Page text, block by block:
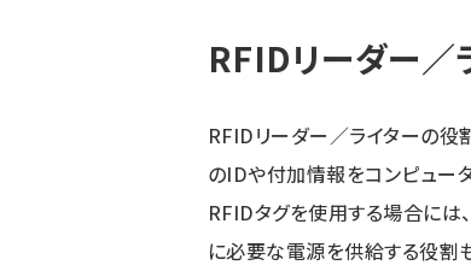
RFIDリーダー／
RFIDリーダー／ライターの役
のIDや付加情報をコンピュー
RFIDタグを使用する場合には
に必要な電源を供給する役割